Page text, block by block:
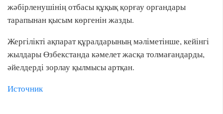
жәбірленушінің отбасы құқық қорғау органдары
тарапынан қысым көргенін жазды.
Жергілікті ақпарат құралдарының мәліметінше, кейінгі
жылдары Өзбекстанда кәмелет жасқа толмағандарды,
әйелдерді зорлау қылмысы артқан.
Источник